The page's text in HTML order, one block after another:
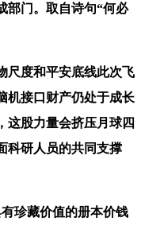
部门。取自诗句“何必
度和平安底线此次飞
机接口财产仍处于成长
这股力量会挤压月球四
科研人员的共同支撑
珍藏价值的册本价钱